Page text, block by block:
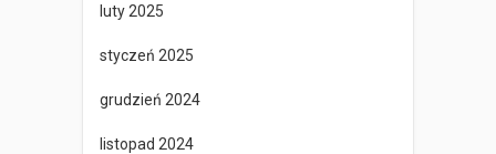
luty 2025
styczeń 2025
grudzień 2024
listopad 2024